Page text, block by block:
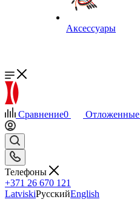
Аксессуары
Сравнение0 Отложенные
Телефоны
+371 26 670 121
LatviskiРусскийEnglish